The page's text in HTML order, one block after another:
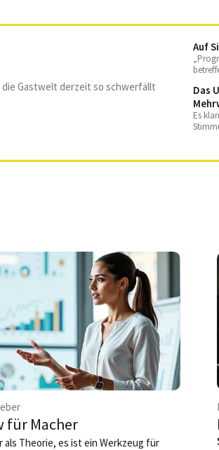
Gastwelt derzeit so schwerfällt
Auf
nach
neue
schon
wie es
Das
Es
für Macher
als Theorie, es ist ein Werkzeug für